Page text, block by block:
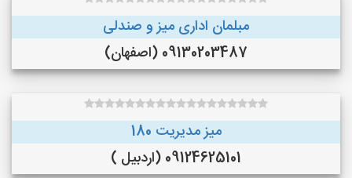
مبلمان اداری میز و صندلی
09130203487 (اصفهان)
میز مدیریت 180
09124625101 (اردبیل )